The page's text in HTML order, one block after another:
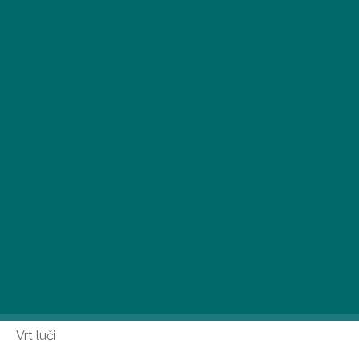
Vrt luči